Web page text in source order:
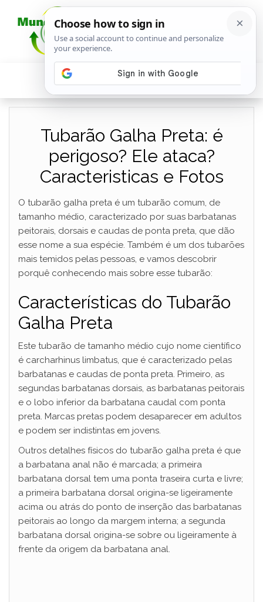
Tubarão Galha Preta: é
perigoso? Ele ataca?
Caracteristicas e Fotos
O tubarão galha preta é um tubarão comum, de
tamanho médio, caracterizado por suas barbatanas
peitorais, dorsais e caudas de ponta preta, que dão
esse nome a sua espécie. Também é um dos tubarões
mais temidos pelas pessoas, e vamos descobrir
porquê conhecendo mais sobre esse tubarão:
Características do Tubarão
Galha Preta
Este tubarão de tamanho médio cujo nome científico
é carcharhinus limbatus, que é caracterizado pelas
barbatanas e caudas de ponta preta. Primeiro, as
segundas barbatanas dorsais, as barbatanas peitorais
e o lobo inferior da barbatana caudal com ponta
preta. Marcas pretas podem desaparecer em adultos
e podem ser indistintas em jovens.
Outros detalhes físicos do tubarão galha preta é que
a barbatana anal não é marcada; a primeira
barbatana dorsal tem uma ponta traseira curta e livre;
a primeira barbatana dorsal origina-se ligeiramente
acima ou atrás do ponto de inserção das barbatanas
peitorais ao longo da margem interna; a segunda
barbatana dorsal origina-se sobre ou ligeiramente à
frente da origem da barbatana anal.